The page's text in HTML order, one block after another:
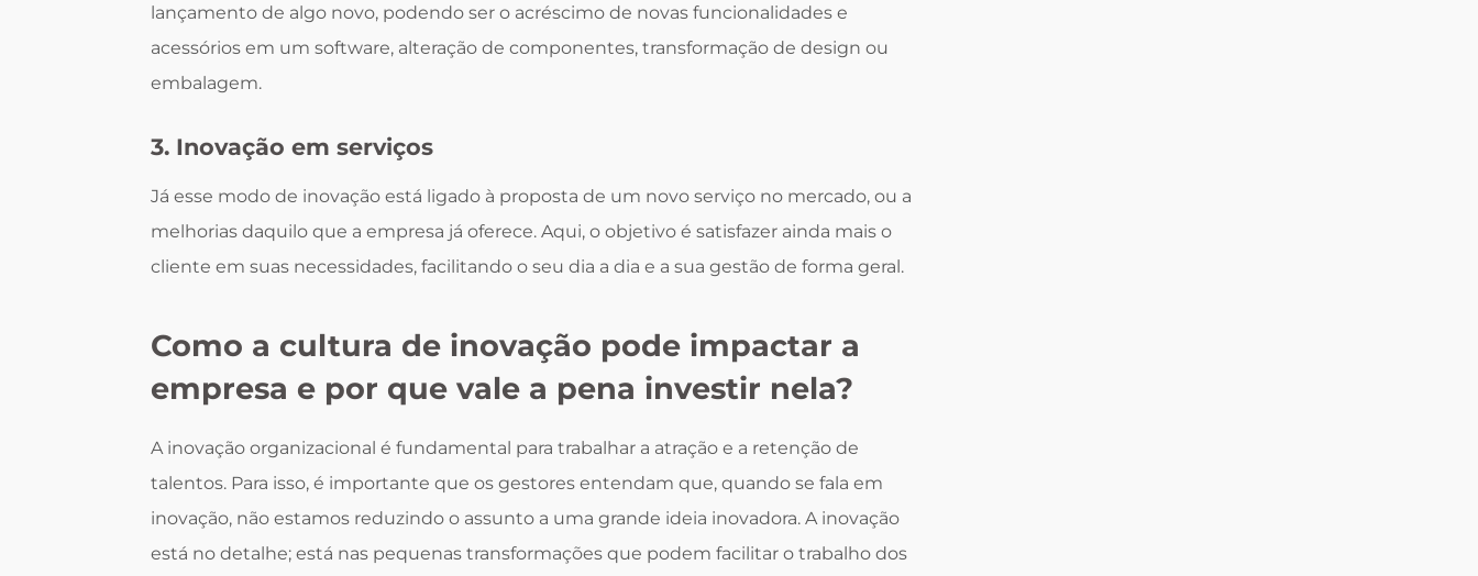
lançamento de algo novo, podendo ser o acréscimo de novas funcionalidades e
acessórios em um software, alteração de componentes, transformação de design ou
embalagem.
3. Inovação em serviços
Já esse modo de inovação está ligado à proposta de um novo serviço no mercado, ou a
melhorias daquilo que a empresa já oferece. Aqui, o objetivo é satisfazer ainda mais o
cliente em suas necessidades, facilitando o seu dia a dia e a sua gestão de forma geral.
Como a cultura de inovação pode impactar a
empresa e por que vale a pena investir nela?
A inovação organizacional é fundamental para trabalhar a atração e a retenção de
talentos. Para isso, é importante que os gestores entendam que, quando se fala em
inovação, não estamos reduzindo o assunto a uma grande ideia inovadora. A inovação
está no detalhe; está nas pequenas transformações que podem facilitar o trabalho dos